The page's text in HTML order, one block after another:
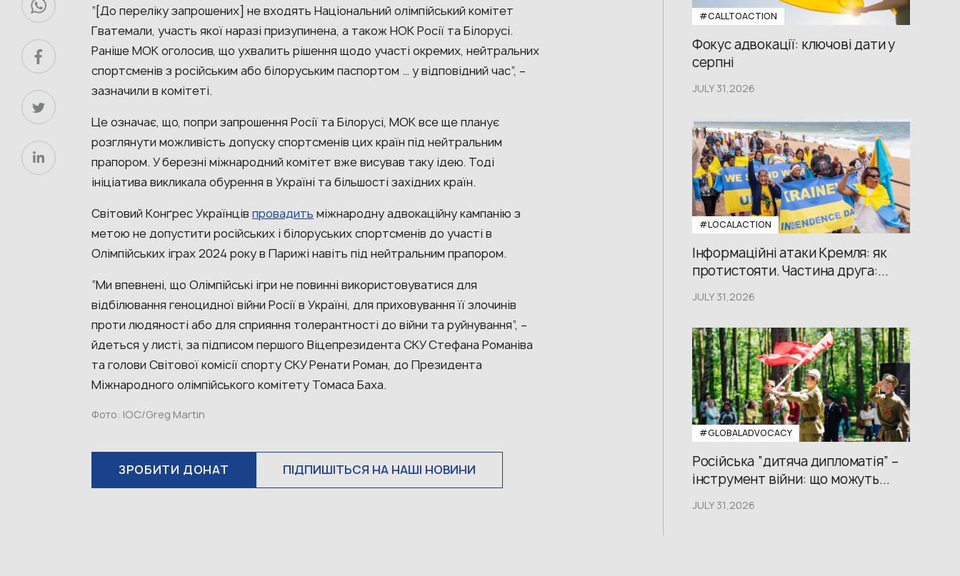
“[До переліку запрошених] не входять Національний олімпійський комітет
Гватемали, участь якої наразі призупинена, а також НОК Росії та Білорусі.
Раніше МОК оголосив, що ухвалить рішення щодо участі окремих, нейтральних
спортсменів з російським або білоруським паспортом … у відповідний час”, –
зазначили в комітеті.
Це означає, що, попри запрошення Росії та Білорусі, МОК все ще планує
розглянути можливість допуску спортсменів цих країн під нейтральним
прапором. У березні міжнародний комітет вже висував таку ідею. Тоді
ініціатива викликала обурення в Україні та більшості західних країн.
Світовий Конґрес Українців провадить міжнародну адвокаційну кампанію з
метою не допустити російських і білоруських спортсменів до участі в
Олімпійських іграх 2024 року в Парижі навіть під нейтральним прапором.
“Ми впевнені, що Олімпійські ігри не повинні використовуватися для
відбілювання геноцидної війни Росії в Україні, для приховування її злочинів
проти людяності або для сприяння толерантності до війни та руйнування”, –
йдеться у листі, за підписом першого Віцепрезидента СКУ Стефана Романіва
та голови Світової комісії спорту СКУ Ренати Роман, до Президента
Міжнародного олімпійського комітету Томаса Баха.
Фото: IOC/Greg Martin
ЗРОБИТИ ДОНАТ ПІДПИШІТЬСЯ НА НАШІ НОВИНИ
#CALLTOACTION
Фокус адвокації: ключові дати у
серпні
JULY 31,2026
#LOCALACTION
Інформаційні атаки Кремля: як
протистояти. Частина друга:...
JULY 31,2026
#GLOBALADVOCACY
Російська “дитяча дипломатія” –
інструмент війни: що можуть...
JULY 31,2026